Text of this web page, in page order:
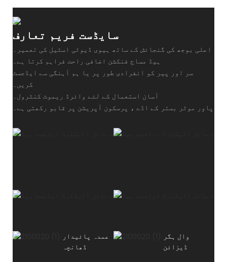
سایڈست فریم تعارف
اعلی بوجھ کی گنجائش کے ساتھ ہیوی ڈیوٹی اسٹیل کی تعمیر۔
ہیڈ مساج فنکشن اضافی راحت فراہم کرتا ہے۔
سر اور پیر کو انفرادی طور پر یا ہم آہنگی سے ایڈجسٹ
کریں۔
آسان استعمال کے لئے وائرڈ ریموٹ کنٹرول۔
پاور موٹر بستر کے اڈے ، پرسکون آپریشن پر قابو رکھتی ہے۔
عمدہ پائیدار
ڈھانچہ
وال ہگر
ڈیزائن